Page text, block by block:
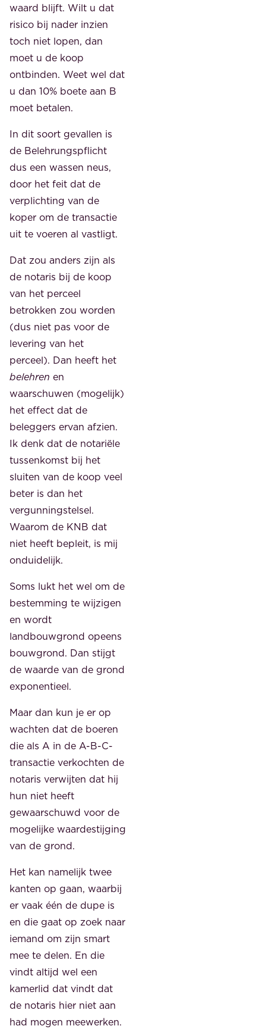
waard blijft. Wilt u dat
risico bij nader inzien
toch niet lopen, dan
moet u de koop
ontbinden. Weet wel dat
u dan 10% boete aan B
moet betalen.
In dit soort gevallen is
de Belehrungspflicht
dus een wassen neus,
door het feit dat de
verplichting van de
koper om de transactie
uit te voeren al vastligt.
Dat zou anders zijn als
de notaris bij de koop
van het perceel
betrokken zou worden
(dus niet pas voor de
levering van het
perceel). Dan heeft het
belehren en
waarschuwen (mogelijk)
het effect dat de
beleggers ervan afzien.
Ik denk dat de notariële
tussenkomst bij het
sluiten van de koop veel
beter is dan het
vergunningstelsel.
Waarom de KNB dat
niet heeft bepleit, is mij
onduidelijk.
Soms lukt het wel om de
bestemming te wijzigen
en wordt
landbouwgrond opeens
bouwgrond. Dan stijgt
de waarde van de grond
exponentieel.
Maar dan kun je er op
wachten dat de boeren
die als A in de A-B-C-
transactie verkochten de
notaris verwijten dat hij
hun niet heeft
gewaarschuwd voor de
mogelijke waardestijging
van de grond.
Het kan namelijk twee
kanten op gaan, waarbij
er vaak één de dupe is
en die gaat op zoek naar
iemand om zijn smart
mee te delen. En die
vindt altijd wel een
kamerlid dat vindt dat
de notaris hier niet aan
had mogen meewerken.